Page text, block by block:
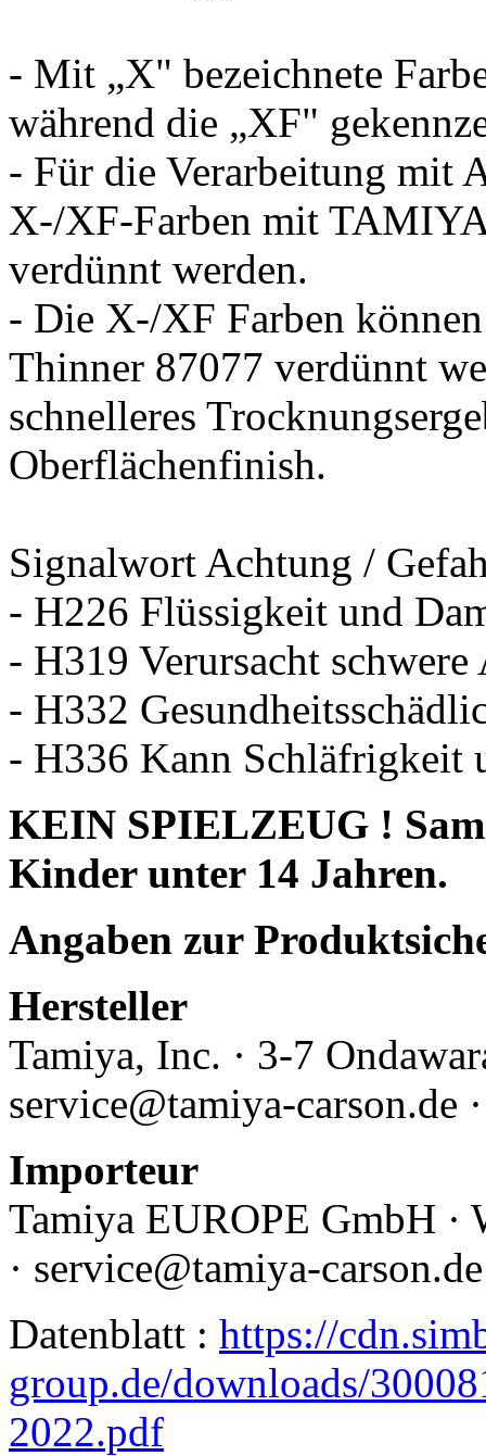
- Mit „X" bezeichnete
während die „XF"
- Für die Verarbeitung mit
X-/XF-Farben mit
verdünnt werden.
- Die X-/XF Farben
Thinner 87077 verdünnt
schnelleres
Oberflächenfinish.
Signalwort Achtung /
- H226 Flüssigkeit und
- H319 Verursacht
- H332
- H336 Kann Schläfrigkeit
KEIN SPIELZEUG !
Kinder unter 14 Jahren.
Angaben zur
Hersteller
Tamiya, Inc. · 3-7
service@tamiya-carson.de
Importeur
Tamiya EUROPE GmbH ·
· service@tamiya-
Datenblatt : https://
group.de/downloads/
2022.pdf